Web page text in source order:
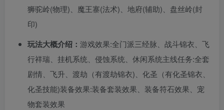
狮驼岭(物理)、魔王寨(法术)、地府(辅助)、盘丝岭(封
印)
玩法大概介绍： 游戏效果:全门派三经脉、战斗锦衣、飞
行祥瑞、挂机系统、侵蚀系统、休闲系统主线任务:全套
剧情、飞升、渡劫（有渡劫锦衣)、化圣（有化圣锦衣、
化圣技能)装备效果:装备套装效果、装备符石效果、宠
物套装效果